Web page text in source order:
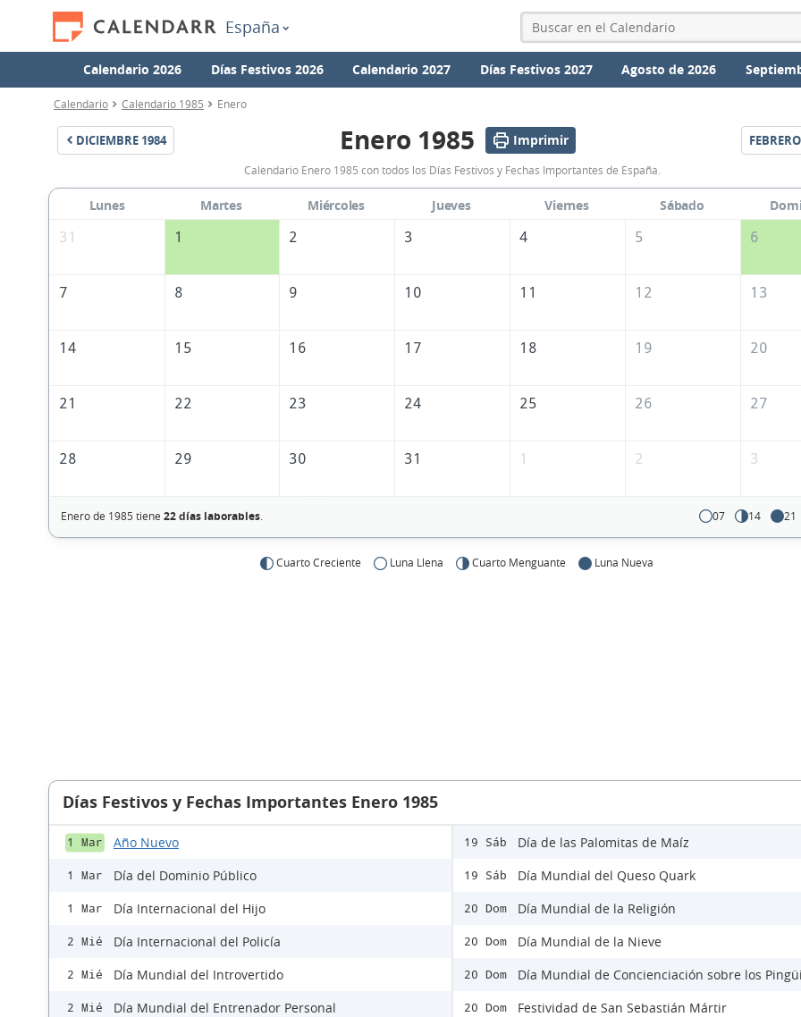
España
Calendario 2026 Días Festivos 2026 Calendario 2027 Días Festivos 2027 Agosto de 2026
Calendario Calendario 1985 Enero
DICIEMBRE 1984
Calendario
Enero
1985
España
Enero 1985 Imprimir FEBRERO
Calendario Enero 1985 con todos los Días Festivos y Fechas Importantes de España.
Lunes Martes Miércoles Jueves Viernes Sábado
31
1 2 3 4 5 6
7 8 9 10 11 12 13
14 15 16 17 18 19 20
21 22 23 24 25 26 27
28 29 30 31 1 2 3
Enero de 1985 tiene 22 días laborables. 07 14 21
Cuarto Creciente Luna Llena Cuarto Menguante Luna Nueva
Días Festivos y Fechas Importantes Enero 1985
1 Mar Año Nuevo
1 Mar Día del Dominio Público
1 Mar Día Internacional del Hijo
2 Mié Día Internacional del Policía
2 Mié Día Mundial del Introvertido
2 Mié Día Mundial del Entrenador Personal
19 Sáb Día de las Palomitas de Maíz
19 Sáb Día Mundial del Queso Quark
20 Dom Día Mundial de la Religión
20 Dom Día Mundial de la Nieve
20 Dom Día Mundial de Concienciación sobre los
20 Dom Festividad de San Sebastián Mártir